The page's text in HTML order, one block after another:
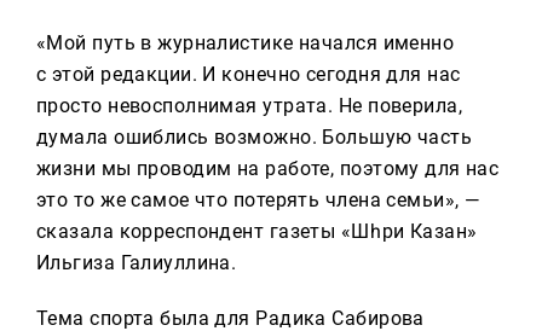
«Мой путь в журналистике начался именно
с этой редакции. И конечно сегодня для нас
просто невосполнимая утрата. Не поверила,
думала ошиблись возможно. Большую часть
жизни мы проводим на работе, поэтому для нас
это то же самое что потерять члена семьи», —
сказала корреспондент газеты «Шәһри Казан»
Ильгиза Галиуллина.
Тема спорта была для Радика Сабирова